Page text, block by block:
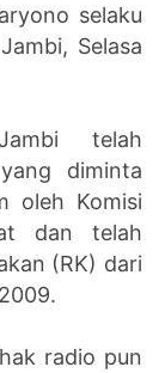
selaku
Selasa
telah
diminta
oleh Komisi
dan telah
(RK) dari
radio pun